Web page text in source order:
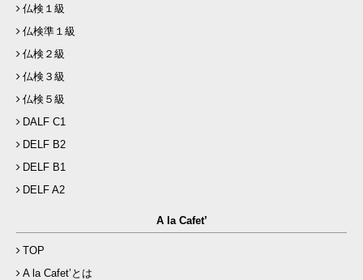
仏検１級
仏検準１級
仏検２級
仏検３級
仏検５級
DALF C1
DELF B2
DELF B1
DELF A2
A la Cafet’
TOP
A la Cafet’とは